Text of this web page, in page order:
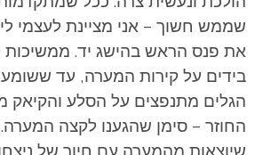
שממש חשוך – אני מציינת לעצמי
את פנס הראש בהישג יד. ממשיכות
בידים על קירות המערה, עד
הגלים מתנפצים על הסלע והקיאק
החוזר – סימן שהגענו לקצה
שיוצאות מהמערה עם חיוך של